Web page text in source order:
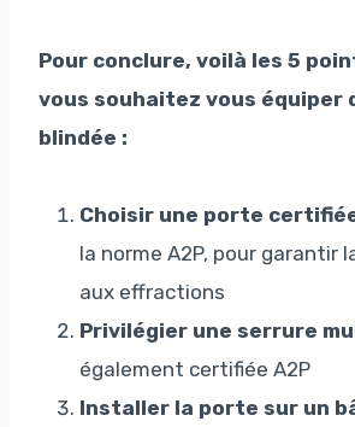
Pour conclure, voilà les 5
vous souhaitez vous équiper
blindée :
Choisir une porte
la norme A2P, pour garantir
aux effractions
Privilégier une serrure
également certifiée A2P
Installer la porte sur un